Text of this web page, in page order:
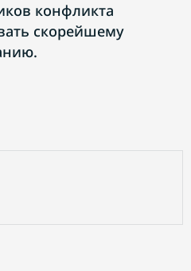
конфликта
скорейшему